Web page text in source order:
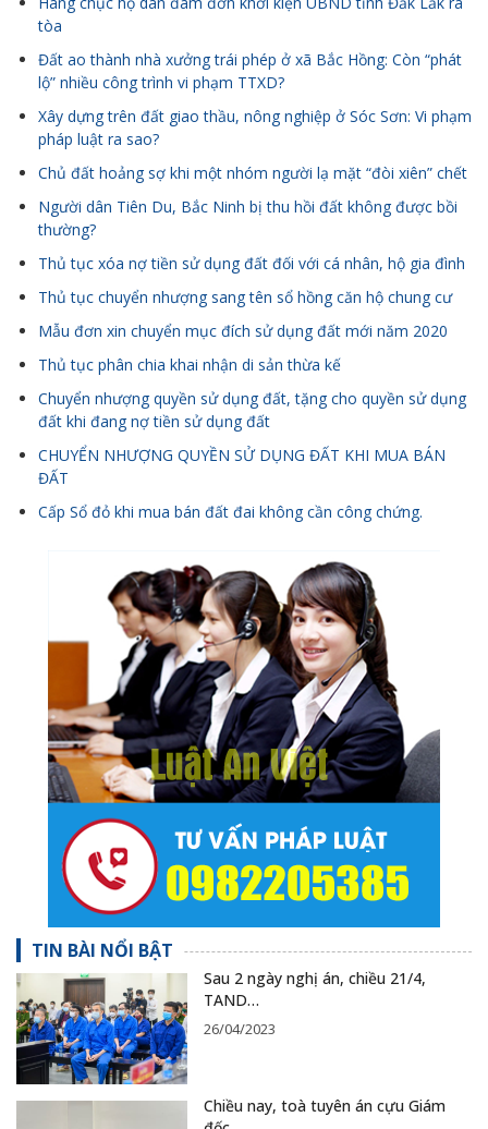
tòa
Đất ao thành nhà xưởng trái phép ở xã Bắc Hồng: Còn “phát
lộ” nhiều công trình vi phạm TTXD?
Xây dựng trên đất giao thầu, nông nghiệp ở Sóc Sơn: Vi phạm
pháp luật ra sao?
Chủ đất hoảng sợ khi một nhóm người lạ mặt “đòi xiên” chết
Người dân Tiên Du, Bắc Ninh bị thu hồi đất không được bồi
thường?
Thủ tục xóa nợ tiền sử dụng đất đối với cá nhân, hộ gia đình
Thủ tục chuyển nhượng sang tên sổ hồng căn hộ chung cư
Mẫu đơn xin chuyển mục đích sử dụng đất mới năm 2020
Thủ tục phân chia khai nhận di sản thừa kế
Chuyển nhượng quyền sử dụng đất, tặng cho quyền sử dụng
đất khi đang nợ tiền sử dụng đất
CHUYỂN NHƯỢNG QUYỀN SỬ DỤNG ĐẤT KHI MUA BÁN
ĐẤT
Cấp Sổ đỏ khi mua bán đất đai không cần công chứng.
TIN BÀI NỔI BẬT
Sau 2 ngày nghị án, chiều 21/4,
TAND…
26/04/2023
Chiều nay, toà tuyên án cựu Giám